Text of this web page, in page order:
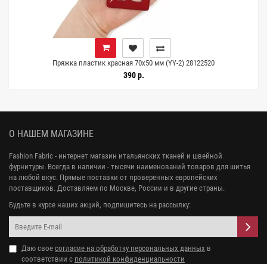
Пряжка пластик красная 70х50 мм (YY-2) 28122520
390 р.
О НАШЕМ МАГАЗИНЕ
Fashion Fabric - интернет магазин итальянских тканей и швейной
фурнитуры. Всегда в наличии - тысячи наименований товаров для шитья
на любой вкус. Прямые поставки от проверенных европейских
поставщиков. Доставляем по Москве, России и в другие страны.
Будьте в курсе наших акций, подпишитесь на рассылку:
Даю свое согласие на обработку персональных данных в
соответствии с политикой конфиденциальности